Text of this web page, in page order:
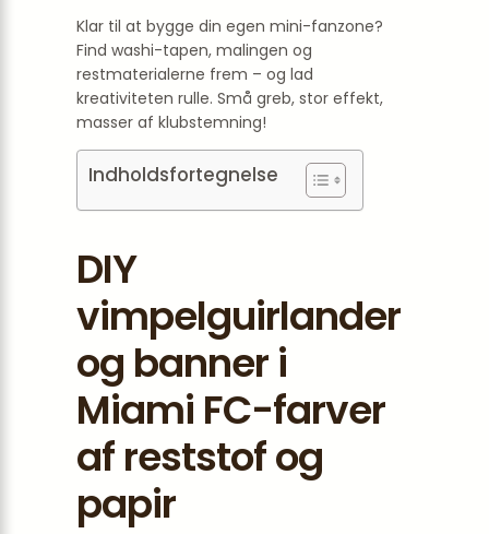
Klar til at bygge din egen mini-fanzone?
Find washi-tapen, malingen og
restmaterialerne frem – og lad
kreativiteten rulle. Små greb, stor effekt,
masser af klubstemning!
Indholdsfortegnelse
DIY
vimpelguirlander
og banner i
Miami FC-farver
af reststof og
papir